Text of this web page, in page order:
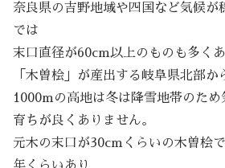
奈良県の吉野地域や四国など気候が
では
末口直径が60cm以上のものも多くあ
「木曽桧」が産出する岐阜県北部か
1000mの高地は冬は降雪地帯のため
育ちが良くありません。
元木の末口が30cmくらいの木曽桧
年くらいあり